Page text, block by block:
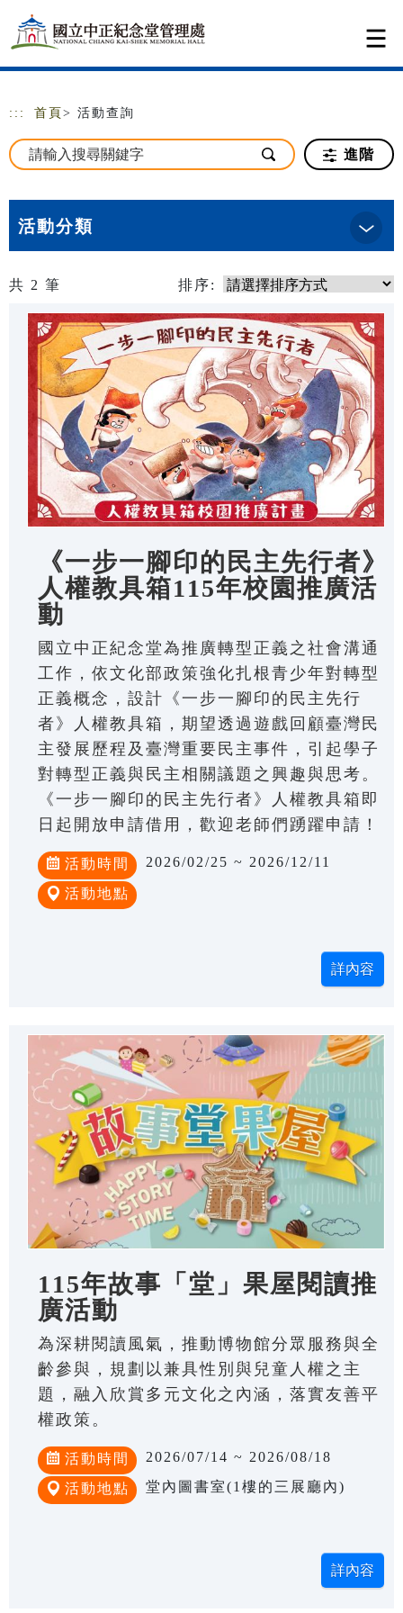
跳到主要內容
網站導覽
::: 首頁 > 活動查詢
進階
活動分類
共 2 筆 排序:
《一步一腳印的民主先行者》
人權教具箱115年校園推廣活
動
國立中正紀念堂為推廣轉型正義之社會溝通
工作，依文化部政策強化扎根青少年對轉型
正義概念，設計《一步一腳印的民主先行
者》人權教具箱，期望透過遊戲回顧臺灣民
主發展歷程及臺灣重要民主事件，引起學子
對轉型正義與民主相關議題之興趣與思考。
《一步一腳印的民主先行者》人權教具箱即
日起開放申請借用，歡迎老師們踴躍申請！
活動時間 2026/02/25 ~ 2026/12/11
活動地點
115年故事「堂」果屋閱讀推
廣活動
為深耕閱讀風氣，推動博物館分眾服務與全
齡參與，規劃以兼具性別與兒童人權之主
題，融入欣賞多元文化之內涵，落實友善平
權政策。
活動時間 2026/07/14 ~ 2026/08/18
活動地點 堂內圖書室(1樓的三展廳內)